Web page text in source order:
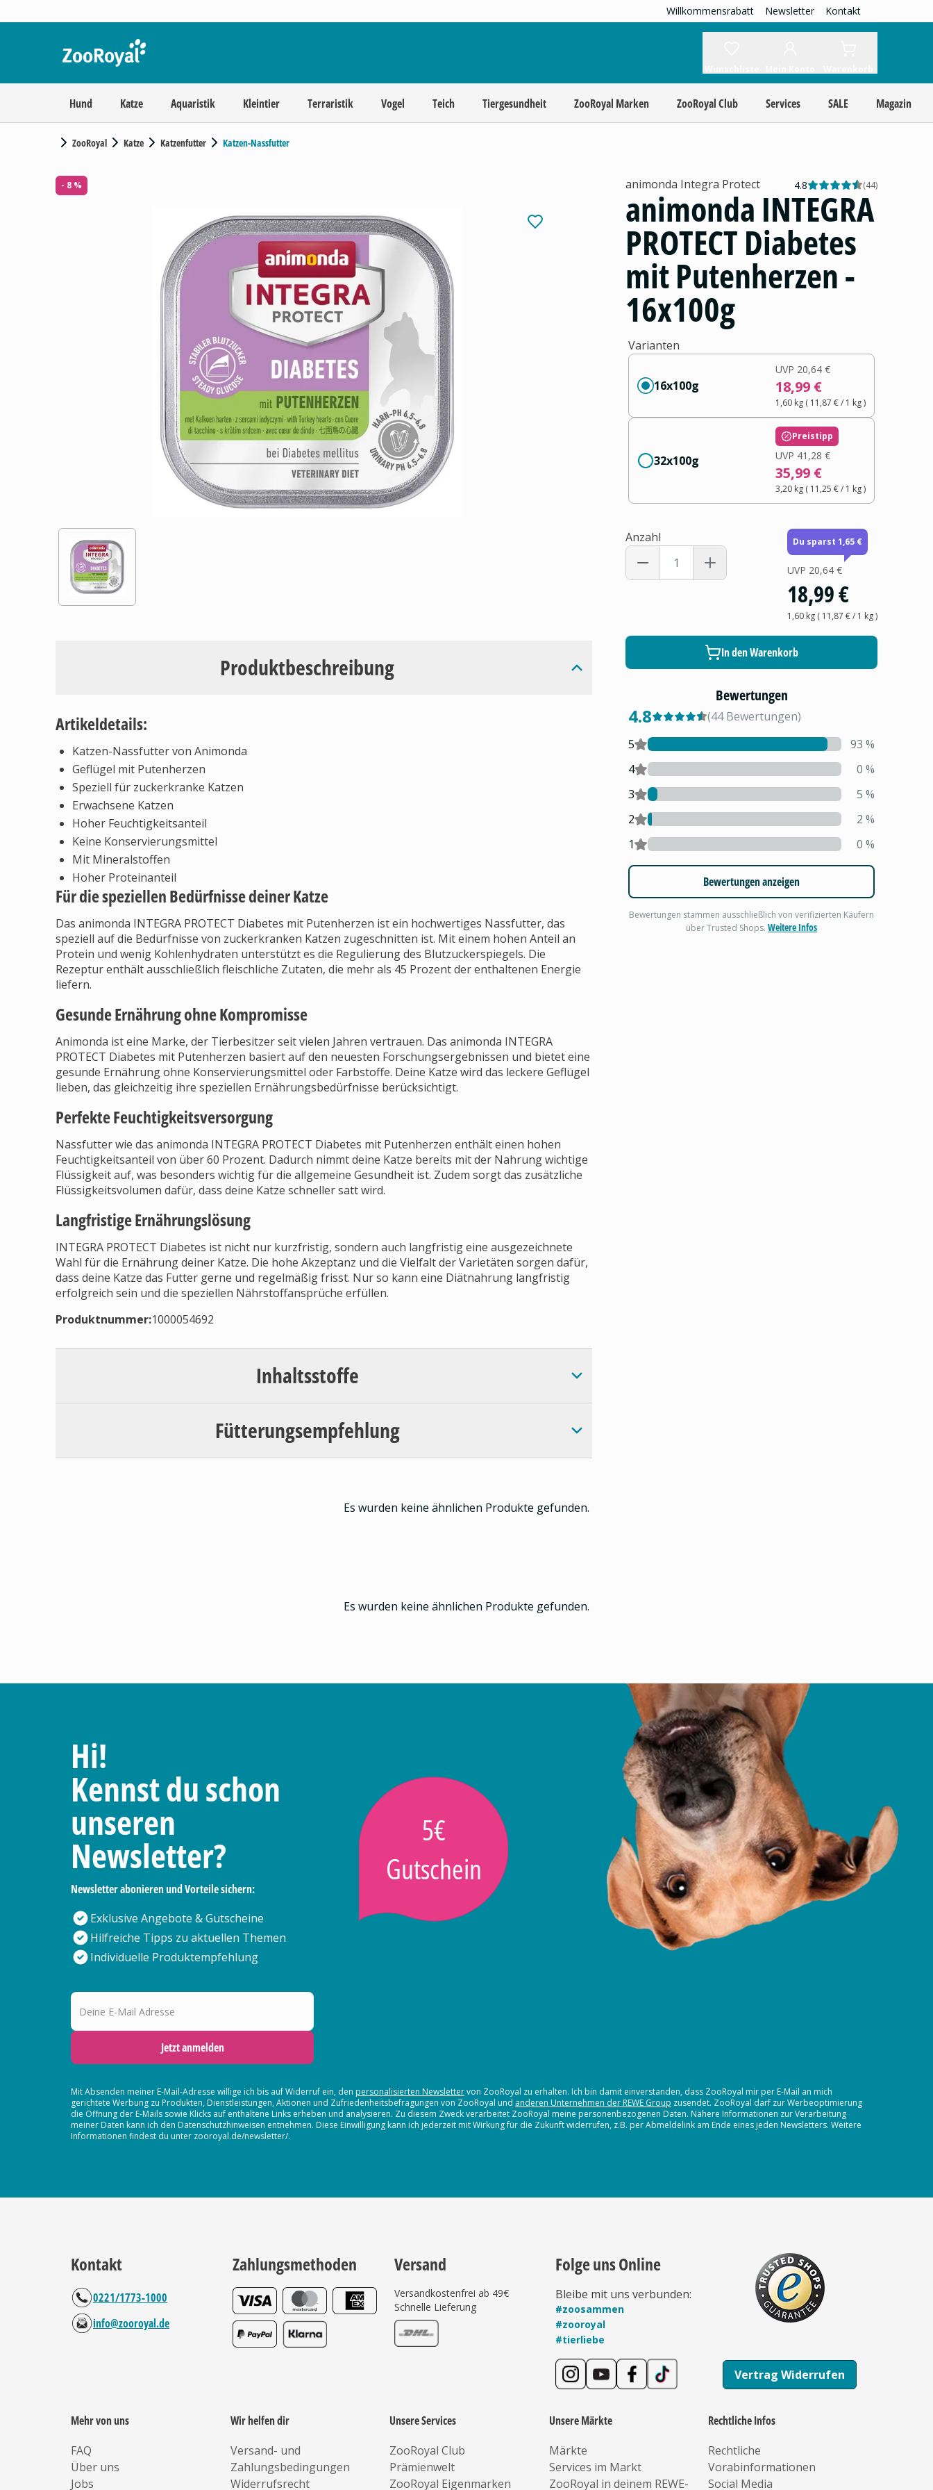
Willkommensrabatt Newsletter Kontakt
Hund Katze Aquaristik Kleintier Terraristik Vogel Teich Tiergesundheit ZooRoyal Marken ZooRoyal Club Services SALE Magazin
ZooRoyal Katze Katzenfutter Katzen-Nassfutter
- 8 %
Produktbeschreibung
Artikeldetails:
Katzen-Nassfutter von Animonda
Geflügel mit Putenherzen
Speziell für zuckerkranke Katzen
Erwachsene Katzen
Hoher Feuchtigkeitsanteil
Keine Konservierungsmittel
Mit Mineralstoffen
Hoher Proteinanteil
Für die speziellen Bedürfnisse deiner Katze
Das animonda INTEGRA PROTECT Diabetes mit Putenherzen ist ein hochwertiges Nassfutter, das
speziell auf die Bedürfnisse von zuckerkranken Katzen zugeschnitten ist. Mit einem hohen Anteil an
Protein und wenig Kohlenhydraten unterstützt es die Regulierung des Blutzuckerspiegels. Die
Rezeptur enthält ausschließlich fleischliche Zutaten, die mehr als 45 Prozent der enthaltenen Energie
liefern.
Gesunde Ernährung ohne Kompromisse
Animonda ist eine Marke, der Tierbesitzer seit vielen Jahren vertrauen. Das animonda INTEGRA
PROTECT Diabetes mit Putenherzen basiert auf den neuesten Forschungsergebnissen und bietet eine
gesunde Ernährung ohne Konservierungsmittel oder Farbstoffe. Deine Katze wird das leckere Geflügel
lieben, das gleichzeitig ihre speziellen Ernährungsbedürfnisse berücksichtigt.
Perfekte Feuchtigkeitsversorgung
Nassfutter wie das animonda INTEGRA PROTECT Diabetes mit Putenherzen enthält einen hohen
Feuchtigkeitsanteil von über 60 Prozent. Dadurch nimmt deine Katze bereits mit der Nahrung wichtige
Flüssigkeit auf, was besonders wichtig für die allgemeine Gesundheit ist. Zudem sorgt das zusätzliche
Flüssigkeitsvolumen dafür, dass deine Katze schneller satt wird.
Langfristige Ernährungslösung
INTEGRA PROTECT Diabetes ist nicht nur kurzfristig, sondern auch langfristig eine ausgezeichnete
Wahl für die Ernährung deiner Katze. Die hohe Akzeptanz und die Vielfalt der Varietäten sorgen dafür,
dass deine Katze das Futter gerne und regelmäßig frisst. Nur so kann eine Diätnahrung langfristig
erfolgreich sein und die speziellen Nährstoffansprüche erfüllen.
Produktnummer:1000054692
Inhaltsstoffe
Fütterungsempfehlung
animonda Integra Protect 4.8 (44)
animonda INTEGRA
PROTECT Diabetes
mit Putenherzen -
16x100g
Varianten
16x100g
UVP 20,64 €
18,99 €
1,60 kg( 11,87 €/ 1 kg)
32x100g
Preistipp
UVP 41,28 €
35,99 €
3,20 kg( 11,25 €/ 1 kg)
Anzahl Du sparst 1,65 €
UVP 20,64 €
18,99 €
1,60 kg( 11,87 €/ 1 kg)
In den Warenkorb
Bewertungen
4.8 (44 Bewertungen)
5
93 %
4
0 %
3
5 %
2
2 %
1
0 %
Bewertungen anzeigen
Bewertungen stammen ausschließlich von verifizierten Käufern
über Trusted Shops.Weitere Infos
Es wurden keine ähnlichen Produkte gefunden.
Es wurden keine ähnlichen Produkte gefunden.
Hi!
Kennst du schon
unseren
Newsletter?
Newsletter abonieren und Vorteile sichern:
Exklusive Angebote & Gutscheine
Hilfreiche Tipps zu aktuellen Themen
Individuelle Produktempfehlung
5€
Gutschein
Deine E-Mail Adresse
Jetzt anmelden
Mit Absenden meiner E-Mail-Adresse willige ich bis auf Widerruf ein, den personalisierten Newslettervon ZooRoyal zu erhalten. Ich bin damit einverstanden, dass ZooRoyal mir per E-Mail an mich
gerichtete Werbung zu Produkten, Dienstleistungen, Aktionen und Zufriedenheitsbefragungen von ZooRoyal und anderen Unternehmen der REWE Group zusendet. ZooRoyal darf zur Werbeoptimierung
die Öffnung der E-Mails sowie Klicks auf enthaltene Links erheben und analysieren. Zu diesem Zweck verarbeitet ZooRoyal meine personenbezogenen Daten. Nähere Informationen zur Verarbeitung
meiner Daten kann ich den Datenschutzhinweisen entnehmen. Diese Einwilligung kann ich jederzeit mit Wirkung für die Zukunft widerrufen, z.B. per Abmeldelink am Ende eines jeden Newsletters. Weitere
Informationen findest du unter zooroyal.de/newsletter/.
Kontakt
0221/1773-1000
info@zooroyal.de
Zahlungsmethoden Versand
Versandkostenfrei ab 49€
Schnelle Lieferung
Folge uns Online
Bleibe mit uns verbunden:
#zoosammen
#zooroyal
#tierliebe
Vertrag Widerrufen
Mehr von uns
FAQ
Über uns
Jobs
Wir helfen dir
Versand- und
Zahlungsbedingungen
Widerrufsrecht
Unsere Services
ZooRoyal Club
Prämienwelt
ZooRoyal Eigenmarken
Unsere Märkte
Märkte
Services im Markt
ZooRoyal in deinem REWE-
Rechtliche Infos
Rechtliche
Vorabinformationen
Social Media